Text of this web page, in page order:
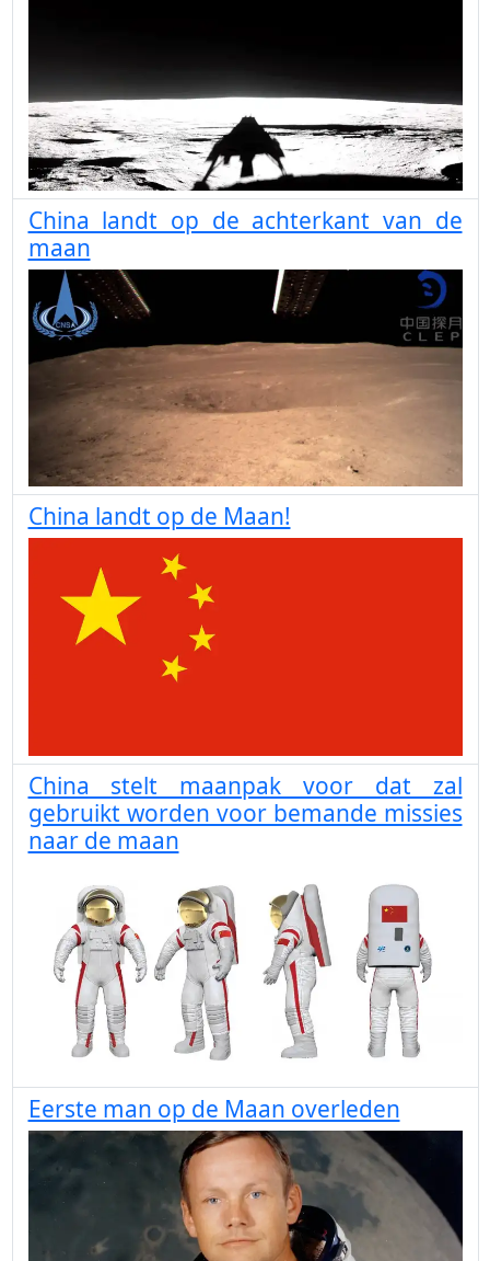
China landt op de achterkant van de
maan
China landt op de Maan!
China stelt maanpak voor dat zal
gebruikt worden voor bemande missies
naar de maan
Eerste man op de Maan overleden